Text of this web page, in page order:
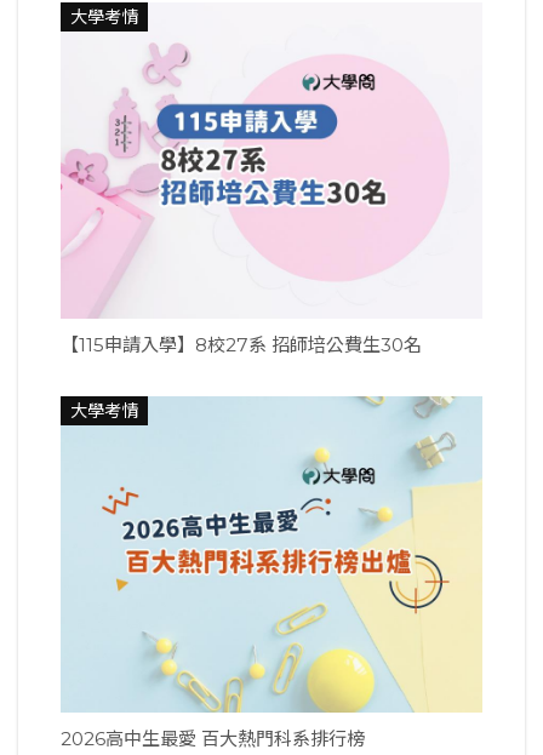
大學考情
【115申請入學】8校27系 招師培公費生30名
大學考情
2026高中生最愛 百大熱門科系排行榜